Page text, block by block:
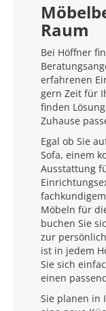
Raum
Bei Höffner
erfahrenen
gern Zeit für
finden
Zuhause
Egal ob Sie
Sofa, einem
Ausstattung
Möbeln für
buchen Sie
zur
ist in jedem
Sie sich
einen
Sie planen in